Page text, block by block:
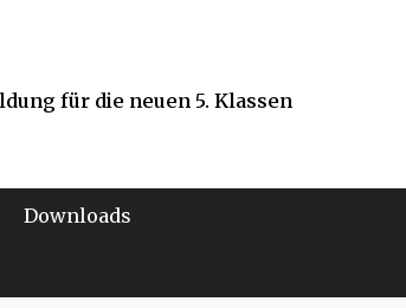
für die neuen 5. Klassen
Downloads